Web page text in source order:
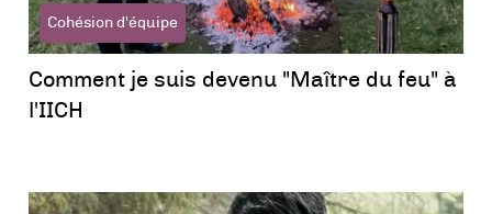
Cohésion d'équipe
Comment je suis devenu "Maître du feu" à
l'IICH